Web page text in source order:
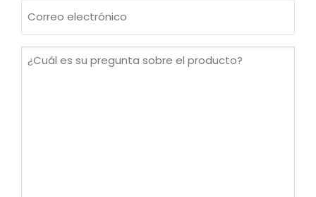
electrónico
¿Cuál